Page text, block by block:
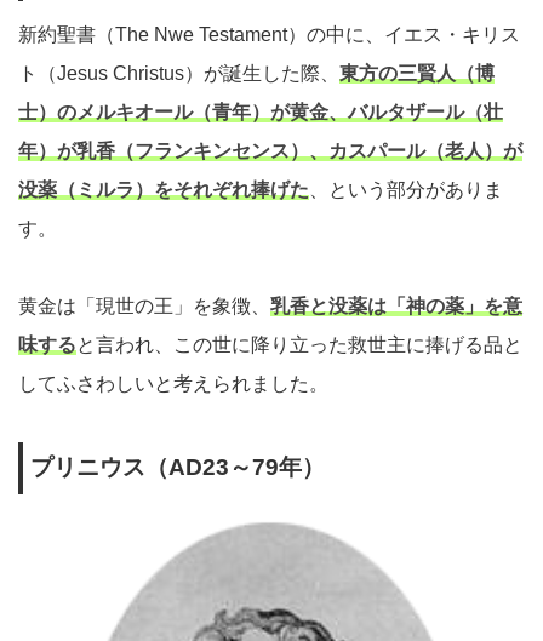
新約聖書（The Nwe Testament）の中に、イエス・キリス
ト（Jesus Christus）が誕生した際、 東方の三賢人（博
士）のメルキオール（青年）が黄金、バルタザール（壮
年）が乳香（フランキンセンス）、カスパール（老人）が
没薬（ミルラ）をそれぞれ捧げた 、という部分がありま
す。
黄金は「現世の王」を象徴、 乳香と没薬は「神の薬」を意
味すると言われ、この世に降り立った救世主に捧げる品と
してふさわしいと考えられました。
プリニウス（AD23～79年）